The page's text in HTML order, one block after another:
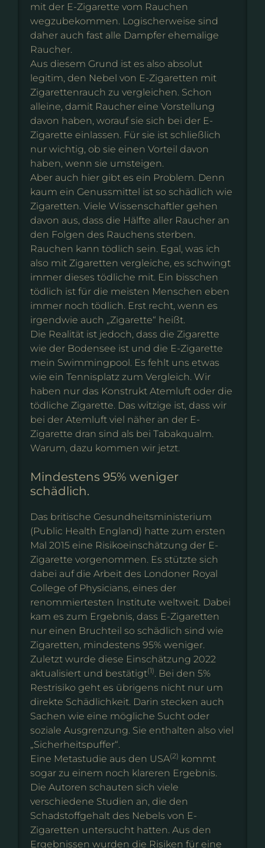
mit der E-Zigarette vom Rauchen
wegzubekommen. Logischerweise sind
daher auch fast alle Dampfer ehemalige
Raucher.
Aus diesem Grund ist es also absolut
legitim, den Nebel von E-Zigaretten mit
Zigarettenrauch zu vergleichen. Schon
alleine, damit Raucher eine Vorstellung
davon haben, worauf sie sich bei der E-
Zigarette einlassen. Für sie ist schließlich
nur wichtig, ob sie einen Vorteil davon
haben, wenn sie umsteigen.
Aber auch hier gibt es ein Problem. Denn
kaum ein Genussmittel ist so schädlich wie
Zigaretten. Viele Wissenschaftler gehen
davon aus, dass die Hälfte aller Raucher an
den Folgen des Rauchens sterben.
Rauchen kann tödlich sein. Egal, was ich
also mit Zigaretten vergleiche, es schwingt
immer dieses tödliche mit. Ein bisschen
tödlich ist für die meisten Menschen eben
immer noch tödlich. Erst recht, wenn es
irgendwie auch „Zigarette“ heißt.
Die Realität ist jedoch, dass die Zigarette
wie der Bodensee ist und die E-Zigarette
mein Swimmingpool. Es fehlt uns etwas
wie ein Tennisplatz zum Vergleich. Wir
haben nur das Konstrukt Atemluft oder die
tödliche Zigarette. Das witzige ist, dass wir
bei der Atemluft viel näher an der E-
Zigarette dran sind als bei Tabakqualm.
Warum, dazu kommen wir jetzt.
Mindestens 95% weniger
schädlich.
Das britische Gesundheitsministerium
(Public Health England) hatte zum ersten
Mal 2015 eine Risikoeinschätzung der E-
Zigarette vorgenommen. Es stützte sich
dabei auf die Arbeit des Londoner Royal
College of Physicians, eines der
renommiertesten Institute weltweit. Dabei
kam es zum Ergebnis, dass E-Zigaretten
nur einen Bruchteil so schädlich sind wie
Zigaretten, mindestens 95% weniger.
Zuletzt wurde diese Einschätzung 2022
aktualisiert und bestätigt(1). Bei den 5%
Restrisiko geht es übrigens nicht nur um
direkte Schädlichkeit. Darin stecken auch
Sachen wie eine mögliche Sucht oder
soziale Ausgrenzung. Sie enthalten also viel
„Sicherheitspuffer“.
Eine Metastudie aus den USA(2) kommt
sogar zu einem noch klareren Ergebnis.
Die Autoren schauten sich viele
verschiedene Studien an, die den
Schadstoffgehalt des Nebels von E-
Zigaretten untersucht hatten. Aus den
Ergebnissen wurden die Risiken für eine